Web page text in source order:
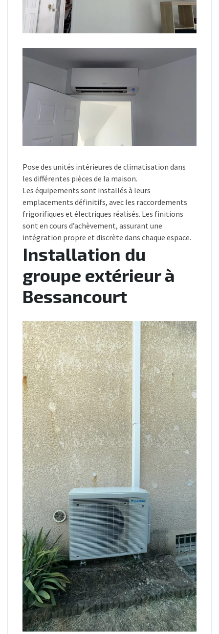
Pose des unités intérieures de climatisation dans
les différentes pièces de la maison.
Les équipements sont installés à leurs
emplacements définitifs, avec les raccordements
frigorifiques et électriques réalisés. Les finitions
sont en cours d’achèvement, assurant une
intégration propre et discrète dans chaque espace.
Installation du
groupe extérieur à
Bessancourt